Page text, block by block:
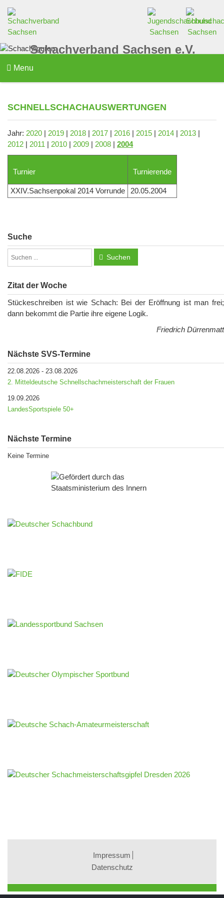
Schachverband Sachsen e.V.
Menu
SCHNELLSCHACHAUSWERTUNGEN
Jahr: 2020 | 2019 | 2018 | 2017 | 2016 | 2015 | 2014 | 2013 |
2012 | 2011 | 2010 | 2009 | 2008 | 2004
Turnier Turnierende
XXIV.Sachsenpokal 2014 Vorrunde 20.05.2004
Suche
Suchen
Zitat der Woche
Stückeschreiben ist wie Schach: Bei der Eröffnung ist man frei;
dann bekommt die Partie ihre eigene Logik.
Friedrich Dürrenmatt
Nächste SVS-Termine
22.08.2026 - 23.08.2026
2. Mitteldeutsche Schnellschachmeisterschaft der Frauen
19.09.2026
LandesSportspiele 50+
Nächste Termine
Keine Termine
Impressum
Datenschutz